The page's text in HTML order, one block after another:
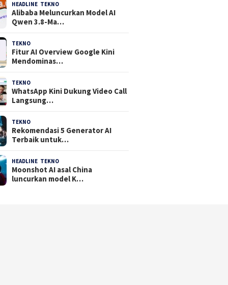
HEADLINE TEKNO
Alibaba Meluncurkan Model AI
Qwen 3.8-Ma…
TEKNO
Fitur AI Overview Google Kini
Mendominas…
TEKNO
WhatsApp Kini Dukung Video Call
Langsung…
TEKNO
Rekomendasi 5 Generator AI
Terbaik untuk…
HEADLINE TEKNO
Moonshot AI asal China
luncurkan model K…